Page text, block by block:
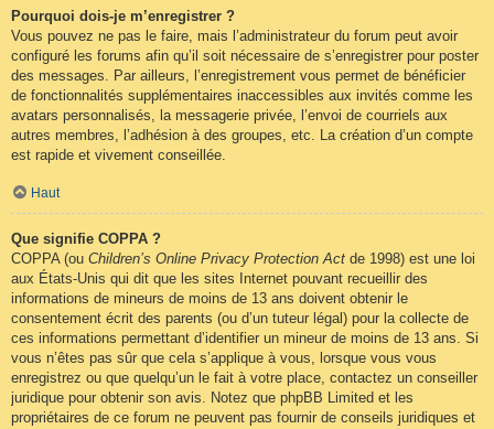
Pourquoi dois-je m’enregistrer ?
Vous pouvez ne pas le faire, mais l’administrateur du forum peut avoir
configuré les forums afin qu’il soit nécessaire de s’enregistrer pour poster
des messages. Par ailleurs, l’enregistrement vous permet de bénéficier
de fonctionnalités supplémentaires inaccessibles aux invités comme les
avatars personnalisés, la messagerie privée, l’envoi de courriels aux
autres membres, l’adhésion à des groupes, etc. La création d’un compte
est rapide et vivement conseillée.
Haut
Que signifie COPPA ?
COPPA (ou Children’s Online Privacy Protection Act de 1998) est une loi
aux États-Unis qui dit que les sites Internet pouvant recueillir des
informations de mineurs de moins de 13 ans doivent obtenir le
consentement écrit des parents (ou d’un tuteur légal) pour la collecte de
ces informations permettant d’identifier un mineur de moins de 13 ans. Si
vous n’êtes pas sûr que cela s’applique à vous, lorsque vous vous
enregistrez ou que quelqu’un le fait à votre place, contactez un conseiller
juridique pour obtenir son avis. Notez que phpBB Limited et les
propriétaires de ce forum ne peuvent pas fournir de conseils juridiques et